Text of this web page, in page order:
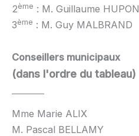
2ème : M. Guillaume HUPON
3ème : M. Guy MALBRAND
Conseillers municipaux
(dans l'ordre du tableau)
Mme Marie ALIX
M. Pascal BELLAMY